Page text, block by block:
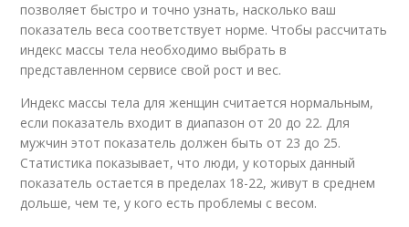
позволяет быстро и точно узнать, насколько ваш
показатель веса соответствует норме. Чтобы рассчитать
индекс массы тела необходимо выбрать в
представленном сервисе свой рост и вес.
Индекс массы тела для женщин считается нормальным,
если показатель входит в диапазон от 20 до 22. Для
мужчин этот показатель должен быть от 23 до 25.
Статистика показывает, что люди, у которых данный
показатель остается в пределах 18-22, живут в среднем
дольше, чем те, у кого есть проблемы с весом.